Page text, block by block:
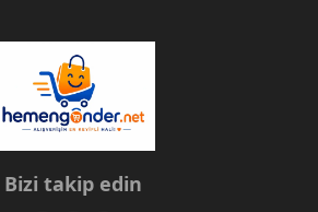
Bizi takip edin